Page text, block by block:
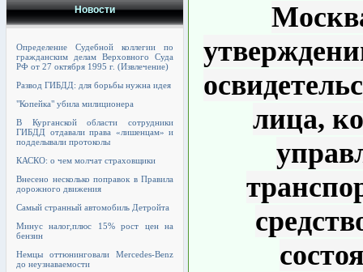
Новости
Определение Судебной коллегии по
гражданским делам Верховного Суда
РФ от 27 октября 1995 г. (Извлечение)
Развод ГИБДД: для борьбы нужна идея
"Копейка" убила милиционера
В Курганской области сотрудники
ГИБДД отдавали права «лишенцам» и
подделывали протоколы
КАСКО: о чем молчат страховщики
Внесено несколько поправок в Правила
дорожного движения
Самый странный автомобиль Детройта
Минус налог,плюс 15% рост цен на
бензин
Немцы оттюнинговали Mercedes-Benz
до неузнаваемости
лица,